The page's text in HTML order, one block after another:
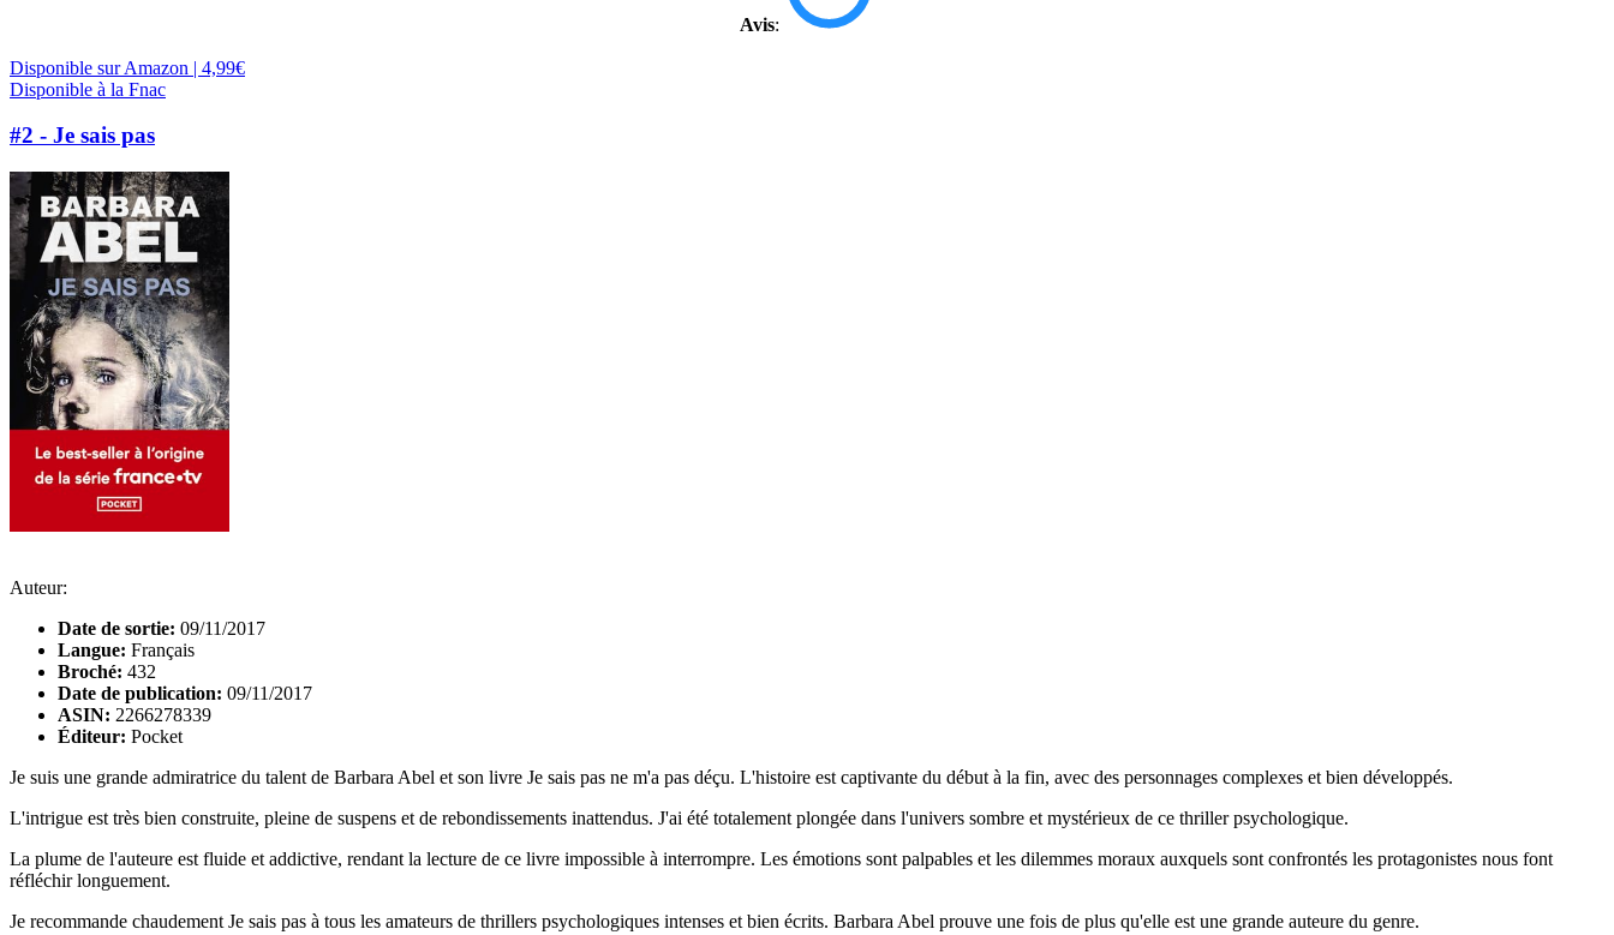
Avis:
Disponible sur Amazon | 4,99€
Disponible à la Fnac
#2 - Je sais pas
Auteur:
Date de sortie: 09/11/2017
Langue: Français
Broché: 432
Date de publication: 09/11/2017
ASIN: 2266278339
Éditeur: Pocket
Je suis une grande admiratrice du talent de Barbara Abel et son livre Je sais pas ne m'a pas déçu. L'histoire est captivante du début à la fin, avec des personnages complexes et bien développés.
L'intrigue est très bien construite, pleine de suspens et de rebondissements inattendus. J'ai été totalement plongée dans l'univers sombre et mystérieux de ce thriller psychologique.
La plume de l'auteure est fluide et addictive, rendant la lecture de ce livre impossible à interrompre. Les émotions sont palpables et les dilemmes moraux auxquels sont confrontés les protagonistes nous font
réfléchir longuement.
Je recommande chaudement Je sais pas à tous les amateurs de thrillers psychologiques intenses et bien écrits. Barbara Abel prouve une fois de plus qu'elle est une grande auteure du genre.